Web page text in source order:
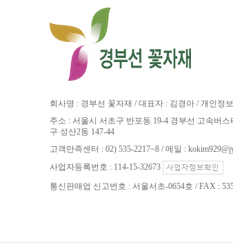
회사명 : 경부선 꽃자재 / 대표자 : 김경아 / 개인정
주소 : 서울시 서초구 반포동 19-4 경부선 고속버
구 성산2동 147-44
고객만족센터 : 02) 535-2217~8 / 메일 :
사업자등록번호 : 114-15-32673
통신판매업 신고번호 : 서울서초-0654호 / FAX :